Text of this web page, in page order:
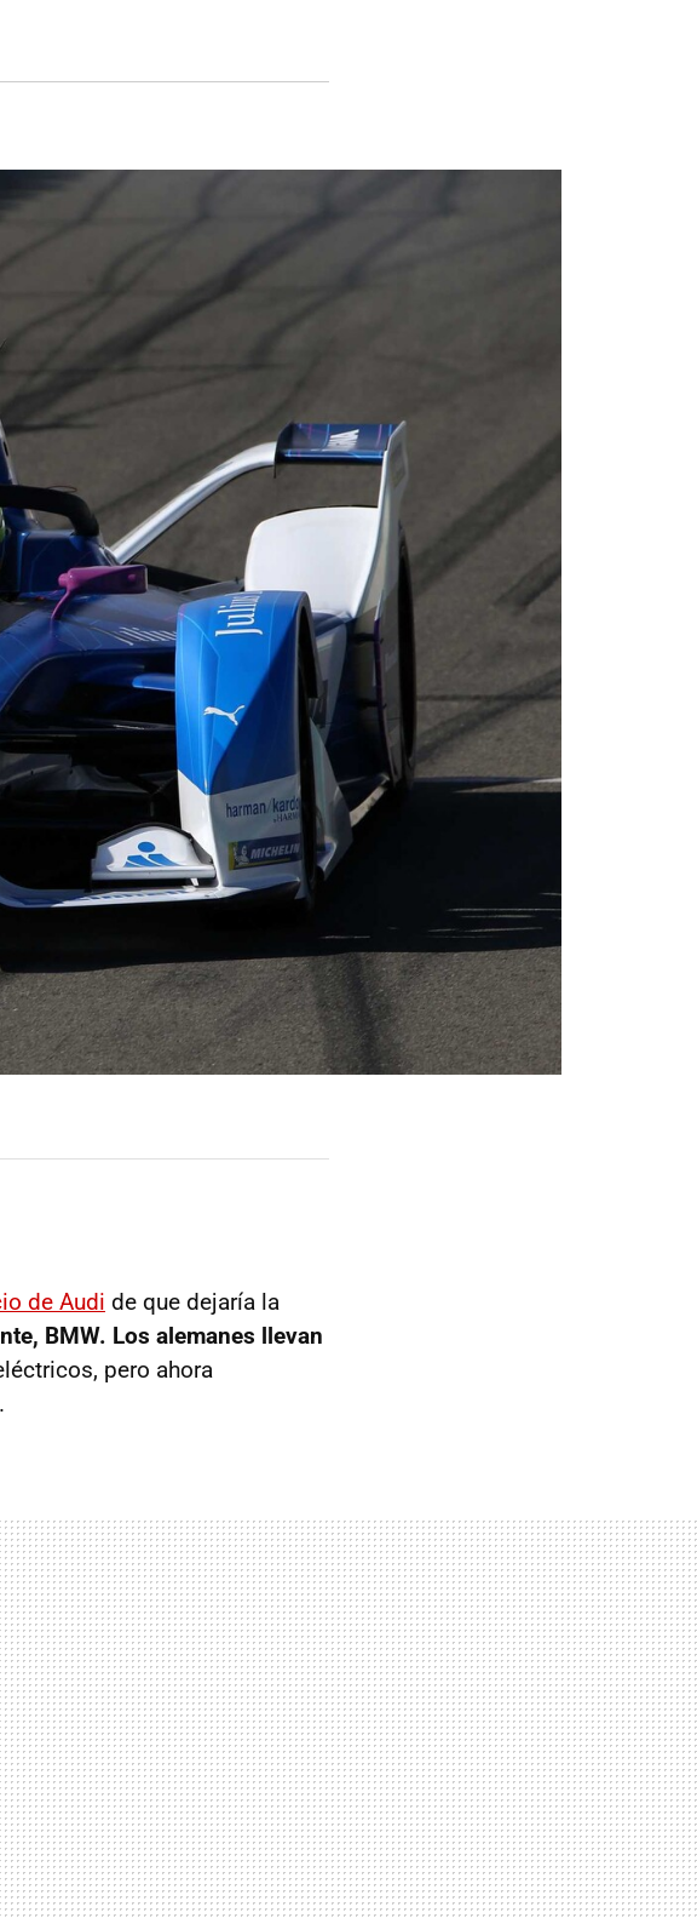
de Audi de que dejaría la
BMW. Los alemanes llevan
pero ahora